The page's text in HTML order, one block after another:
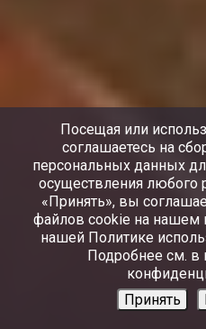
Посещая или
соглашаетесь на
персональных данных
осуществления любого
«Принять», вы
файлов cookie на нашем
нашей Политике
Подробнее см. в
Принять